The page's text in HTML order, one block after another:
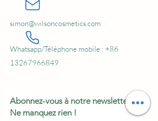
simon@wilsoncosmetics.com
Whatsapp/Téléphone mobile : +86
13267966849
Abonnez-vous à notre newsletter •
Ne manquez rien !